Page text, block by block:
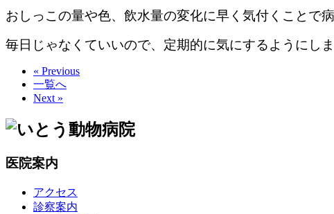
おしっこの量や色、飲水量の変化に早く気付くことで
毎日じゃなくていいので、定期的に気にするようにし
« Previous
一覧へ
Next »
医院案内
アクセス
診察案内